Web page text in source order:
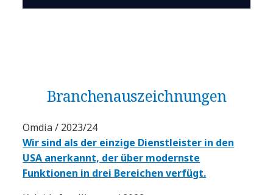
Branchen­auszeichnungen
Omdia / 2023/24
Wir sind als der einzige Dienstleister in den
USA anerkannt, der über modernste
Funktionen in drei Bereichen verfügt.